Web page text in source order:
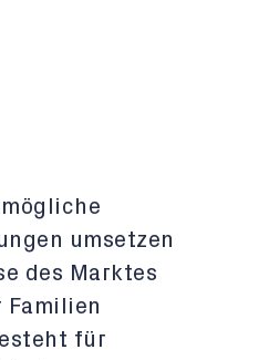
umsetzen
des Marktes
Familien
für